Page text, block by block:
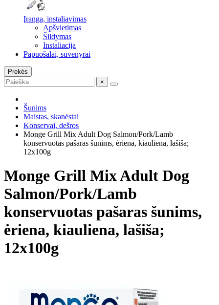
Įranga, instaliavimas
Apšvietimas
Šildymas
Instaliacija
Papuošalai, suvenyrai
Prekės
×
Šunims
Maistas, skanėstai
Konservai, dešros
Monge Grill Mix Adult Dog Salmon/Pork/Lamb
konservuotas pašaras šunims, ėriena, kiauliena, lašiša;
12x100g
Monge Grill Mix Adult Dog
Salmon/Pork/Lamb
konservuotas pašaras šunims,
ėriena, kiauliena, lašiša;
12x100g